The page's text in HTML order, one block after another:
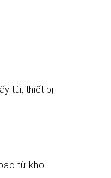
túi, thiết bị
từ kho